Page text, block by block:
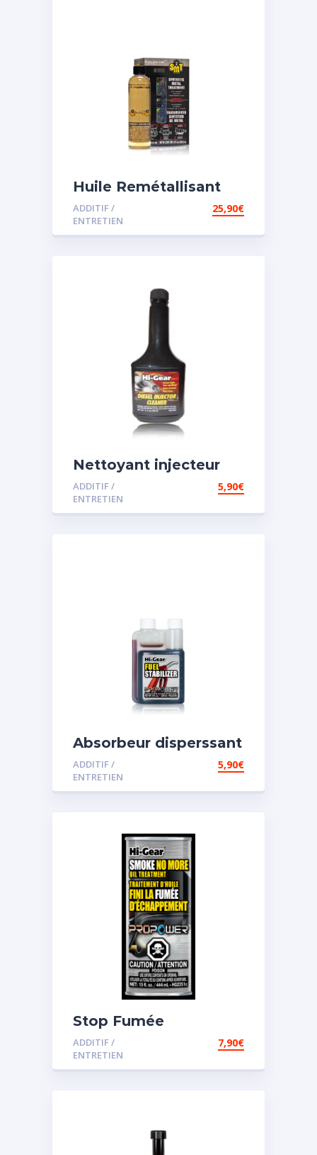
Huile Remétallisant
Moteur SMT2
ADDITIF /
ENTRETIEN
25,90€
Nettoyant injecteur
diesel
ADDITIF /
ENTRETIEN
5,90€
Absorbeur disperssant
d’eau pour carburant
ADDITIF /
ENTRETIEN
5,90€
Stop Fumée
ADDITIF /
ENTRETIEN
7,90€